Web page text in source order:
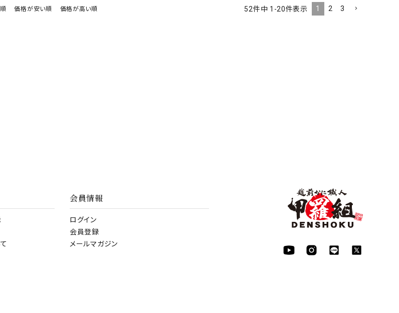
価格が安い順 価格が高い順 52件中 1 -20件表示 1 2 3
会員情報
ログイン
会員登録
メールマガジン